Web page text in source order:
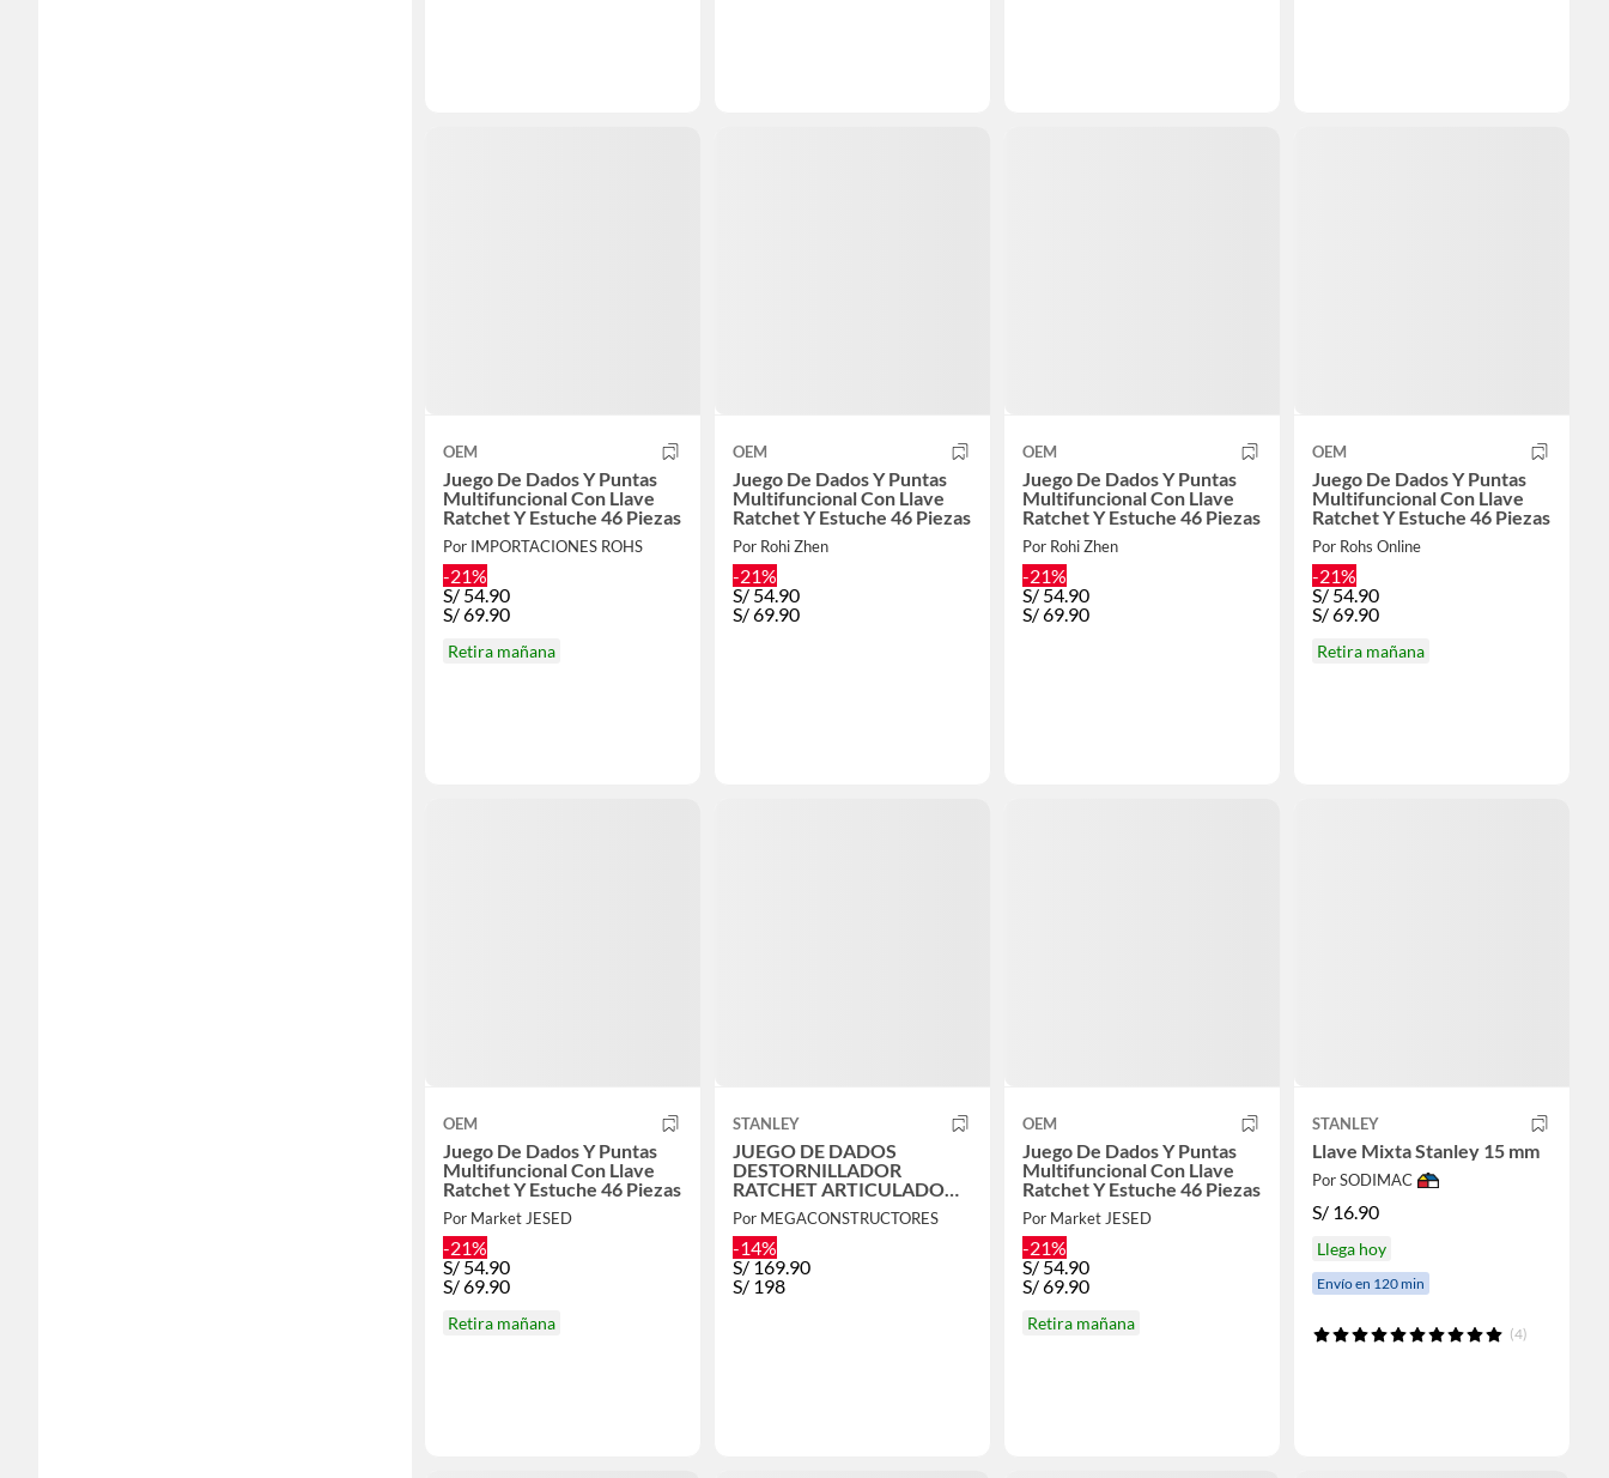
OEM
Juego De Dados Y Puntas
Multifuncional Con Llave
Ratchet Y Estuche 46 Piezas
Por IMPORTACIONES ROHS
-21%
S/ 54.90
S/69.90
Retira mañana
OEM
Juego De Dados Y Puntas
Multifuncional Con Llave
Ratchet Y Estuche 46 Piezas
Por Rohi Zhen
-21%
S/ 54.90
S/69.90
OEM
Juego De Dados Y Puntas
Multifuncional Con Llave
Ratchet Y Estuche 46 Piezas
Por Rohi Zhen
-21%
S/ 54.90
S/69.90
OEM
Juego De Dados Y Puntas
Multifuncional Con Llave
Ratchet Y Estuche 46 Piezas
Por Rohs Online
-21%
S/ 54.90
S/69.90
Retira mañana
OEM
Juego De Dados Y Puntas
Multifuncional Con Llave
Ratchet Y Estuche 46 Piezas
Por Market JESED
-21%
S/ 54.90
S/69.90
Retira mañana
STANLEY
JUEGO DE DADOS
DESTORNILLADOR
RATCHET ARTICULADO
PUNTILLAS, 47 PZAS
Por MEGACONSTRUCTORES
-14%
S/ 169.90
S/ 198
OEM
Juego De Dados Y Puntas
Multifuncional Con Llave
Ratchet Y Estuche 46 Piezas
Por Market JESED
-21%
S/ 54.90
S/69.90
Retira mañana
STANLEY
Llave Mixta Stanley 15 mm
Por SODIMAC
S/ 16.90
Llega hoy
Envío en 120 min
(4)